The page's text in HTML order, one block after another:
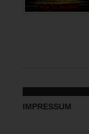
IMPRESSUM